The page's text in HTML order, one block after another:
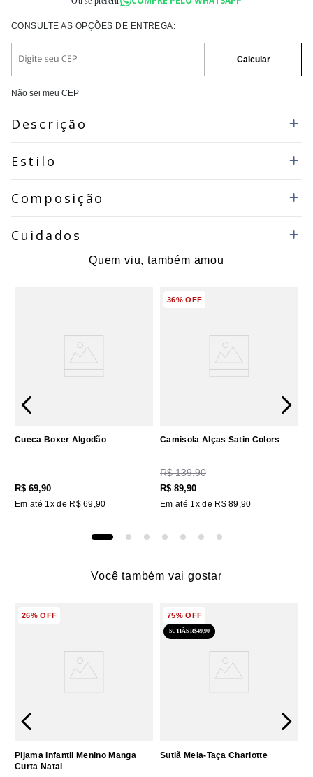
Não sei meu CEP
Descrição
Estilo
Composição
Cuidados
Quem viu, também amou
Cueca Boxer Algodão
R$ 69,90
Em até 1x de R$ 69,90
36%OFF
Camisola Alças Satin Colors
R$ 139,90
R$ 89,90
Em até 1x de R$ 89,90
Você também vai gostar
26%OFF
Pijama Infantil Menino Manga
Curta Natal
75%OFF
SUTIÃS R$49,90
Sutiã Meia-Taça Charlotte